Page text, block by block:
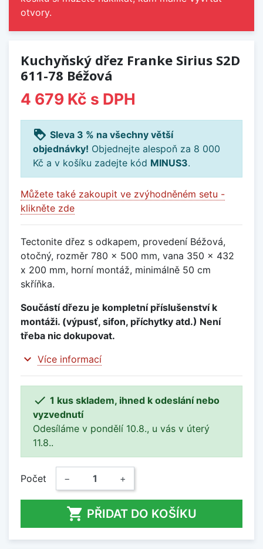
otvory.
Kuchyňský dřez Franke Sirius S2D
611-78 Béžová
4 679 Kč s DPH
loyalty Sleva 3 % na všechny větší
objednávky! Objednejte alespoň za 8 000
Kč a v košíku zadejte kód MINUS3.
Můžete také zakoupit ve zvýhodněném setu -
klikněte zde
Tectonite dřez s odkapem, provedení Béžová,
otočný, rozměr 780 x 500 mm, vana 350 x 432
x 200 mm, horní montáž, minimálně 50 cm
skříňka.
Součástí dřezu je kompletní příslušenství k
montáži. (výpusť, sifon, příchytky atd.) Není
třeba nic dokupovat.
expand_more Více informací
 1 kus skladem, ihned k odeslání nebo
vyzvednutí
Odesíláme v pondělí 10.8., u vás v úterý
11.8..
Počet − +
 PŘIDAT DO KOŠÍKU